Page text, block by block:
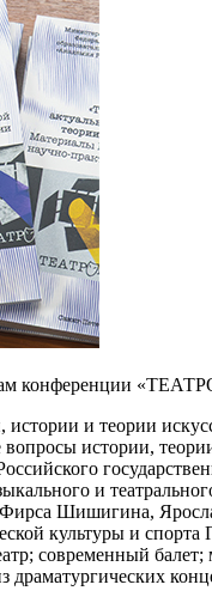
конференции
и теории
истории, теории,
и
Шишигина,
культуры и спорта
современный
драматургических